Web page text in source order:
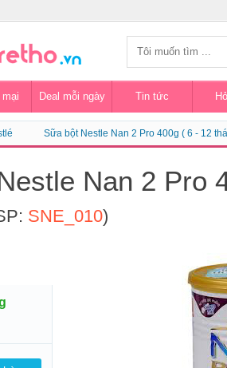
mại Deal mỗi ngày Tin tức
Sữa bột Nestle Nan 2 Pro 400g ( 6 - 12
Nan 2 Pro
SNE_010)